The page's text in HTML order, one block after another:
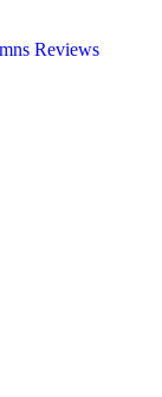
Reviews